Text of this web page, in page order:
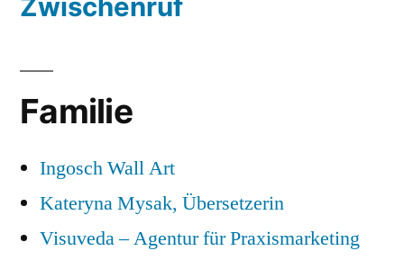
Zwischenruf
Familie
Ingosch Wall Art
Kateryna Mysak, Übersetzerin
Visuveda – Agentur für Praxismarketing